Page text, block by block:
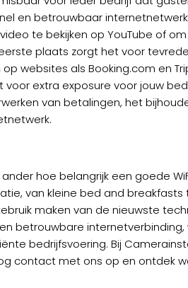
en betrouwbaar
te bekijken op YouTube of
plaats zorgt het voor
websites als Booking.com en
extra exposure voor jouw
van betalingen, het
hoe belangrijk een goede
van kleine bed and
maken van de nieuwste
betrouwbare internetverbinding,
bedrijfsvoering. Bij
contact met ons op en ontdek